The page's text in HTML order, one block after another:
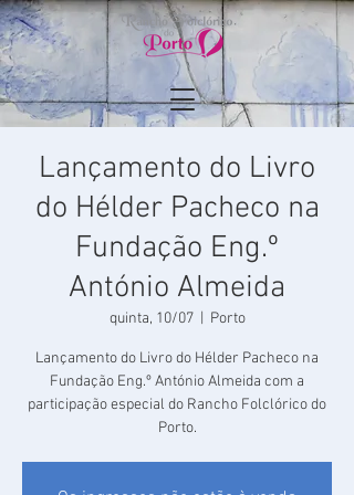
Lançamento do Livro
do Hélder Pacheco na
Fundação Eng.º
António Almeida
quinta, 10/07
  |
Porto
Lançamento do Livro do Hélder Pacheco na
Fundação Eng.º António Almeida com a
participação especial do Rancho Folclórico do
Porto.